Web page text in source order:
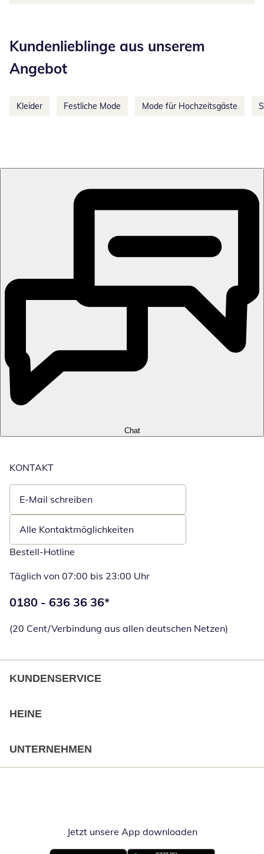
Kundenlieblinge aus unserem
Angebot
Kleider Festliche Mode Mode für Hochzeitsgäste
Chat
KONTAKT
E-Mail schreiben
Öffnet E-Mail-Client
Alle Kontaktmöglichkeiten
Bestell-Hotline
Täglich von 07:00 bis 23:00 Uhr
Telefonnummer:
0180 - 636 36 36*
(20 Cent/Verbindung aus allen deutschen Netzen)
KUNDENSERVICE
HEINE
UNTERNEHMEN
Jetzt unsere App downloadenÖffnet in